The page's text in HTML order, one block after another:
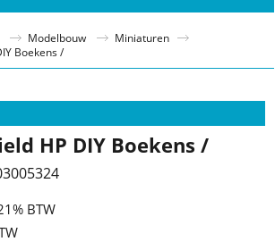
Modelbouw
Miniaturen
Boekens /
HP DIY Boekens /
BTW